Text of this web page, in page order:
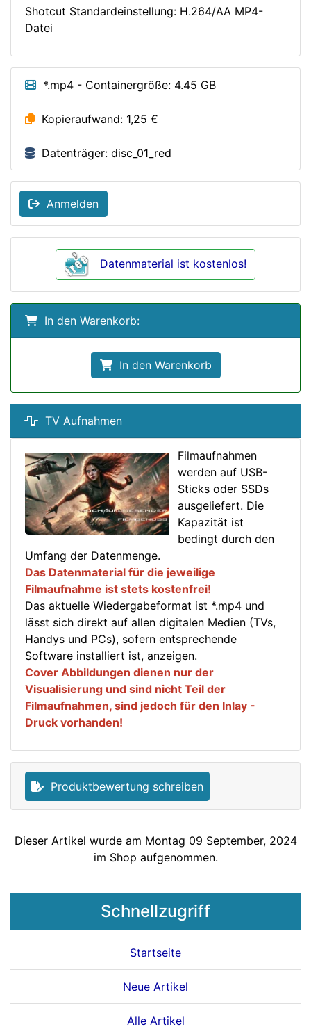
Shotcut Standardeinstellung: H.264/AA MP4-
Datei
*.mp4 - Containergröße: 4.45 GB
Kopieraufwand: 1,25 €
Datenträger: disc_01_red
Anmelden
Datenmaterial ist kostenlos!
In den Warenkorb:
In den Warenkorb
TV Aufnahmen
Filmaufnahmen
werden auf USB-
Sticks oder SSDs
ausgeliefert. Die
Kapazität ist
bedingt durch den
Umfang der Datenmenge.
Das Datenmaterial für die jeweilige
Filmaufnahme ist stets kostenfrei!
Das aktuelle Wiedergabeformat ist *.mp4 und
lässt sich direkt auf allen digitalen Medien (TVs,
Handys und PCs), sofern entsprechende
Software installiert ist, anzeigen.
Cover Abbildungen dienen nur der
Visualisierung und sind nicht Teil der
Filmaufnahmen, sind jedoch für den Inlay -
Druck vorhanden!
Produktbewertung schreiben
Dieser Artikel wurde am Montag 09 September, 2024
im Shop aufgenommen.
Schnellzugriff
Startseite
Neue Artikel
Alle Artikel